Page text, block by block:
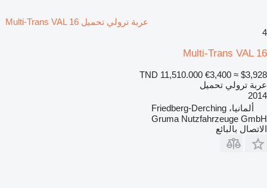
عربة ترولي تحميل Multi-Trans VAL 16
4
Multi-Trans VAL 16
TND 11,510.000 €3,400 ≈ $3,928
عربة ترولي تحميل
2014
ألمانيا، Friedberg-Derching
Gruma Nutzfahrzeuge GmbH
الاتصال بالبائع